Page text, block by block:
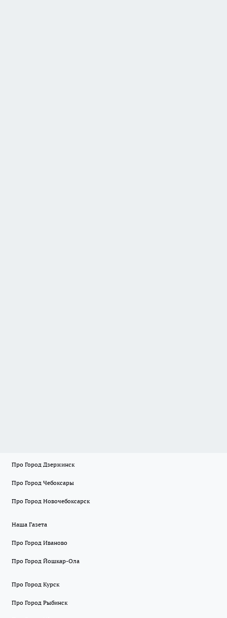
Про Город Дзержинск
Про Город Чебоксары
Про Город Новочебоксарск
Наша Газета
Про Город Иваново
Про Город Йошкар-Ола
Про Город Курск
Про Город Рыбинск